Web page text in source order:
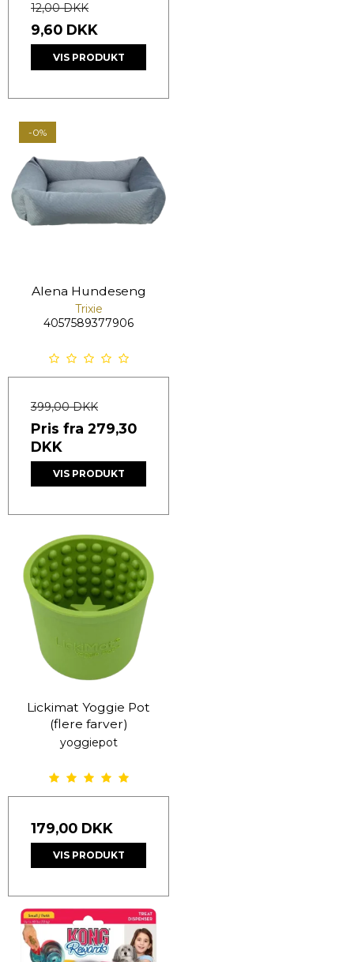
12,00 DKK
9,60 DKK
VIS PRODUKT
-0%
Alena Hundeseng
Trixie
4057589377906
399,00 DKK
Pris fra 279,30
DKK
VIS PRODUKT
Lickimat Yoggie Pot
(flere farver)
yoggiepot
179,00 DKK
VIS PRODUKT